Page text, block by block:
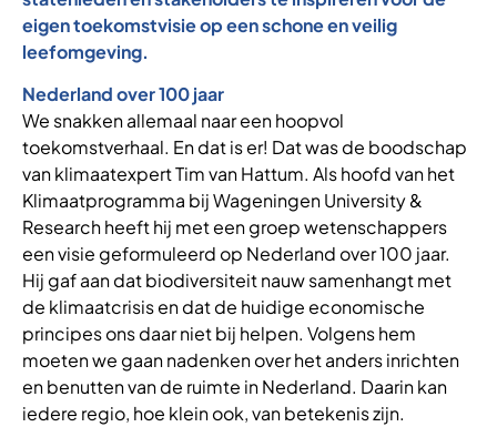
eigen toekomstvisie op een schone en veilig
leefomgeving.
Nederland over 100 jaar
We snakken allemaal naar een hoopvol
toekomstverhaal. En dat is er! Dat was de boodschap
van klimaatexpert Tim van Hattum. Als hoofd van het
Klimaatprogramma bij Wageningen University &
Research heeft hij met een groep wetenschappers
een visie geformuleerd op Nederland over 100 jaar.
Hij gaf aan dat biodiversiteit nauw samenhangt met
de klimaatcrisis en dat de huidige economische
principes ons daar niet bij helpen. Volgens hem
moeten we gaan nadenken over het anders inrichten
en benutten van de ruimte in Nederland. Daarin kan
iedere regio, hoe klein ook, van betekenis zijn.